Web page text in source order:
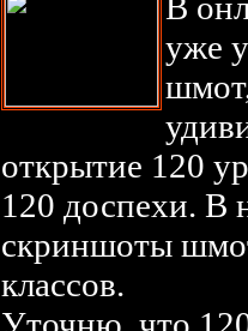
уже
открытие 120
120 доспехи. В
скриншоты
классов.